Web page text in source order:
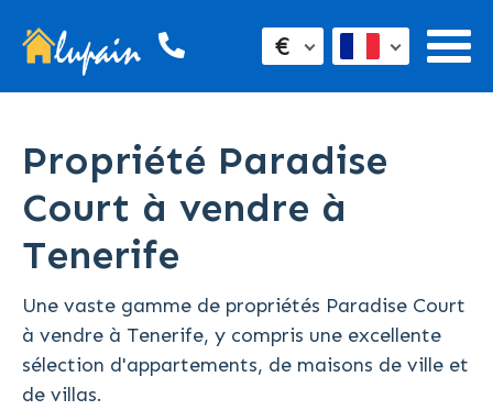
€
Propriété Paradise
Court à vendre à
Tenerife
Une vaste gamme de propriétés Paradise Court
à vendre à Tenerife, y compris une excellente
sélection d'appartements, de maisons de ville et
de villas.